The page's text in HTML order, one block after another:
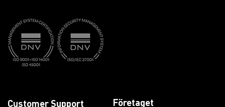
Customer Support Företaget